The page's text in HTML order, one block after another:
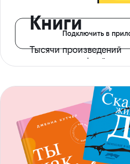
Книги
Тысячи произведений
с доступом офлайн
Подключить в